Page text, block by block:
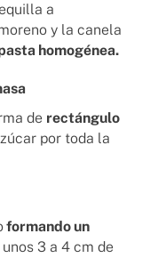
a
y la canela
homogénea.
de rectángulo
por toda la
formando un
3 a 4 cm de